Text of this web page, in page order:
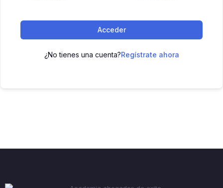
Acceder
¿No tienes una cuenta?Regístrate ahora